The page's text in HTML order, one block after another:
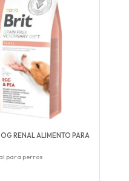
RENAL ALIMENTO PARA
para perros